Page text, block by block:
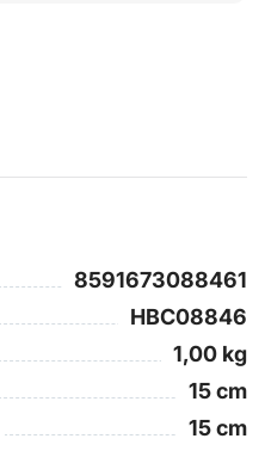
8591673088461
HBC08846
1,00 kg
15 cm
15 cm